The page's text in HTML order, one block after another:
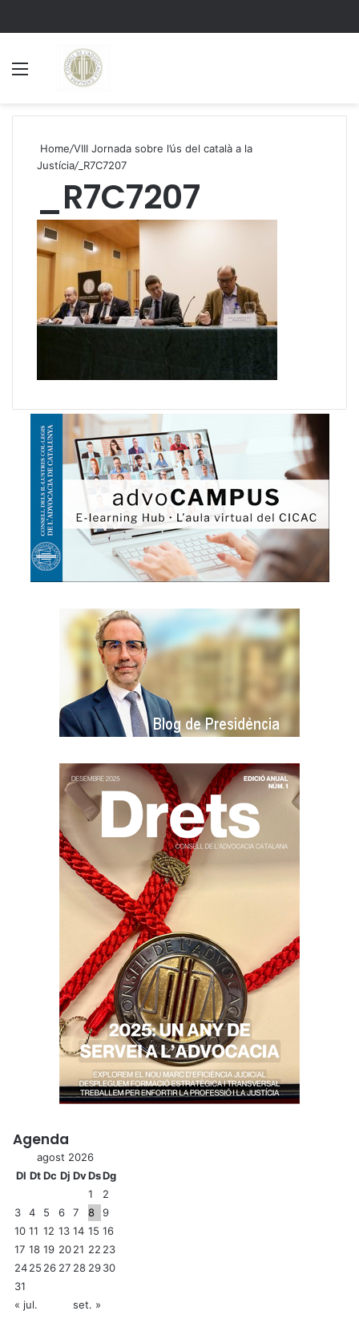
Home/VIII Jornada sobre l’ús del català a la
Justícia/_R7C7207
_R7C7207
Agenda
agost 2026
Dl DtDc Dj DvDsDg
1
2
3
4 5 6 7 8
9
10 11 12 13 14 15 16
17 18 19 2021 22 23
2425 26 27 28 2930
31
« jul.
set. »